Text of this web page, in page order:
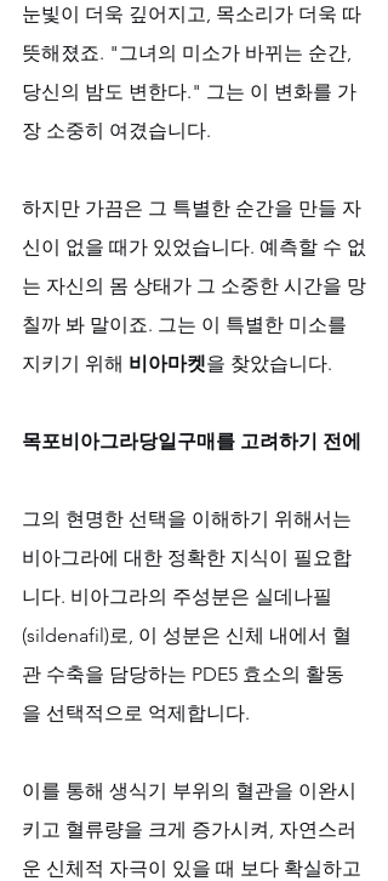
눈빛이 더욱 깊어지고, 목소리가 더욱 따
뜻해졌죠. "그녀의 미소가 바뀌는 순간,
당신의 밤도 변한다." 그는 이 변화를 가
장 소중히 여겼습니다.
하지만 가끔은 그 특별한 순간을 만들 자
신이 없을 때가 있었습니다. 예측할 수 없
는 자신의 몸 상태가 그 소중한 시간을 망
칠까 봐 말이죠. 그는 이 특별한 미소를
지키기 위해 비아마켓을 찾았습니다.
목포비아그라당일구매를 고려하기 전에
그의 현명한 선택을 이해하기 위해서는
비아그라에 대한 정확한 지식이 필요합
니다. 비아그라의 주성분은 실데나필
(sildenafil)로, 이 성분은 신체 내에서 혈
관 수축을 담당하는 PDE5 효소의 활동
을 선택적으로 억제합니다.
이를 통해 생식기 부위의 혈관을 이완시
키고 혈류량을 크게 증가시켜, 자연스러
운 신체적 자극이 있을 때 보다 확실하고